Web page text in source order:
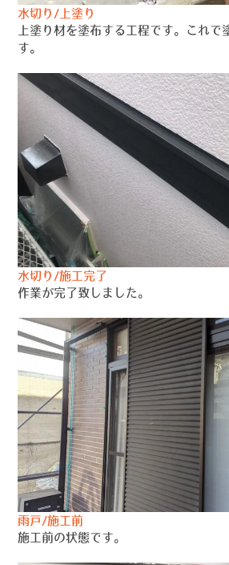
水切り/上塗り
上塗り材を塗布する工程です。これで
す。
水切り/施工完了
作業が完了致しました。
雨戸/施工前
施工前の状態です。